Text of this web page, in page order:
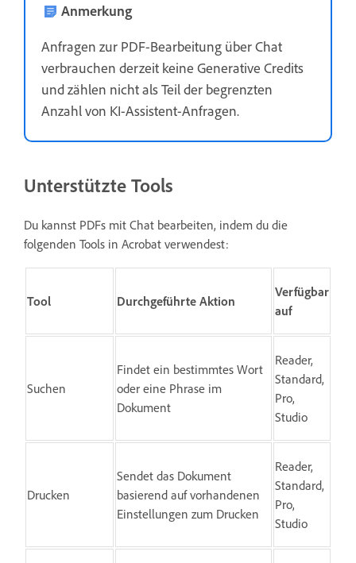
Anmerkung
Anfragen zur PDF-Bearbeitung über Chat
verbrauchen derzeit keine Generative Credits
und zählen nicht als Teil der begrenzten
Anzahl von KI-Assistent-Anfragen.
Unterstützte Tools
Du kannst PDFs mit Chat bearbeiten, indem du die
folgenden Tools in Acrobat verwendest:
Tool Durchgeführte Aktion
Verfügbar
auf
Suchen
Findet ein bestimmtes Wort
oder eine Phrase im
Dokument
Reader,
Standard,
Pro,
Studio
Drucken
Sendet das Dokument
basierend auf vorhandenen
Einstellungen zum Drucken
Reader,
Standard,
Pro,
Studio